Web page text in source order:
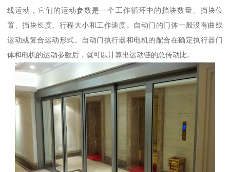
线运动，它们的运动参数是一个工作循环中的挡块数量、挡块位
置、挡块长度、行程大小和工作速度。自动门的门体一般没有曲线
运动或复合运动形式。自动门执行器和电机的配合在确定执行器门
体和电机的运动参数后，就可以计算出运动链的总传动比。